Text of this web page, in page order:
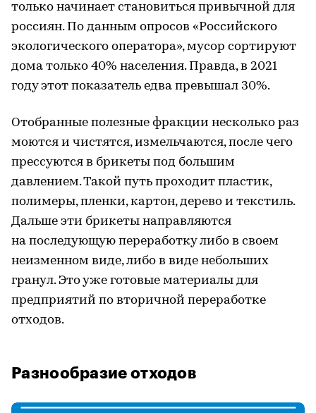
только начинает становиться привычной для
россиян. По данным опросов «Российского
экологического оператора», мусор сортируют
дома только 40% населения. Правда, в 2021
году этот показатель едва превышал 30%.
Отобранные полезные фракции несколько раз
моются и чистятся, измельчаются, после чего
прессуются в брикеты под большим
давлением. Такой путь проходит пластик,
полимеры, пленки, картон, дерево и текстиль.
Дальше эти брикеты направляются
на последующую переработку либо в своем
неизменном виде, либо в виде небольших
гранул. Это уже готовые материалы для
предприятий по вторичной переработке
отходов.
Разнообразие отходов